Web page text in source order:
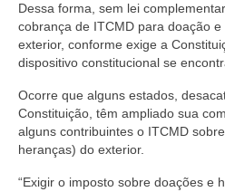
Dessa forma, sem lei
cobrança de ITCMD para doação
exterior, conforme exige a
dispositivo constitucional se
Ocorre que alguns estados,
Constituição, têm ampliado sua
alguns contribuintes o ITCMD
heranças) do exterior.
“Exigir o imposto sobre doações e